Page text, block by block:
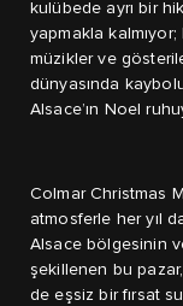
kulübede ayrı bir
yapmakla
müzikler ve
dünyasında
Alsace’ın Noel
Colmar Christmas
atmosferle her yıl
Alsace bölgesinin
şekillenen bu
de eşsiz bir fırsat